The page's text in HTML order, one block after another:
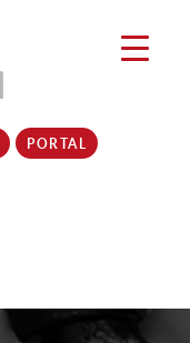
PORTAL